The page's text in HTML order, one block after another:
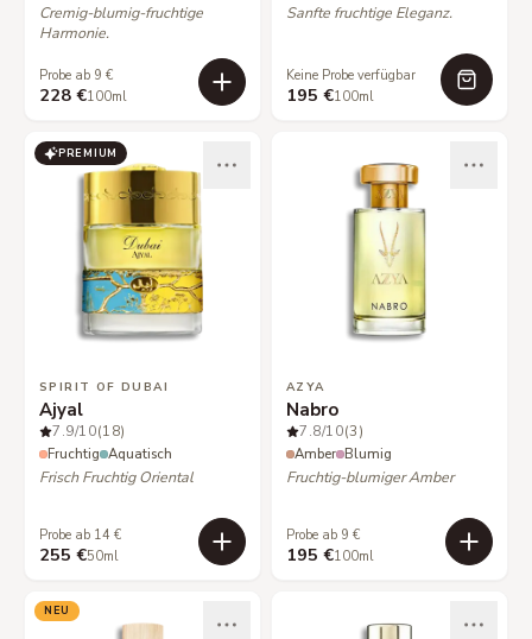
Cremig-blumig-fruchtige
Harmonie.
Probe ab 9 €
228 €100ml
Sanfte fruchtige Eleganz.
Keine Probe verfügbar
195 €100ml
PREMIUM
SPIRIT OF DUBAI
Ajyal
7.9/10(18)
Fruchtig Aquatisch
Frisch Fruchtig Oriental
Probe ab 14 €
255 €50ml
AZYA
Nabro
7.8/10(3)
Amber Blumig
Fruchtig-blumiger Amber
Probe ab 9 €
195 €100ml
NEU